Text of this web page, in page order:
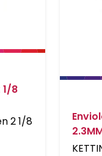
1/8
2 1/8